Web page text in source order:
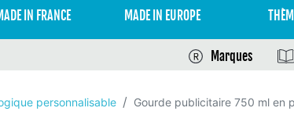
IN FRANCE MADE IN EUROPE
Marques
personnalisable Gourde publicitaire 750 ml en